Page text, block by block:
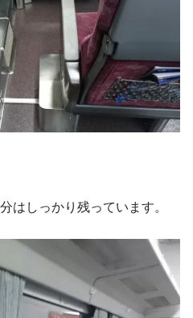
はしっかり残っています。